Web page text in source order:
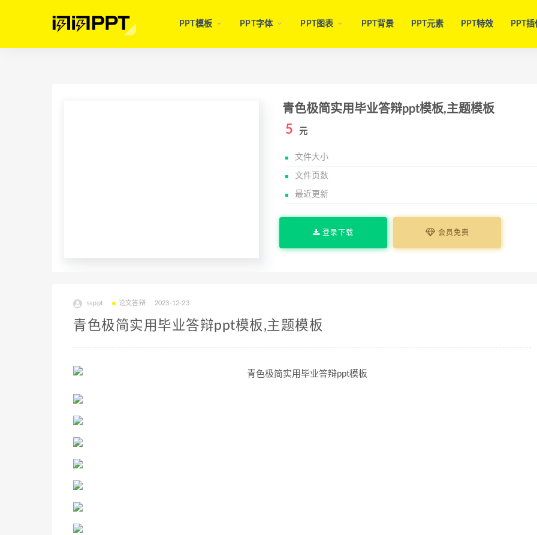
PPT模板 PPT字体 PPT图表 PPT背景 PPT元素 PPT特效 PPT插
青色极简实用毕业答辩ppt模板,主题模板
5 元
文件大小
文件页数
最近更新
登录下载 会员免费
ssppt 论文答辩 2023-12-23
青色极简实用毕业答辩ppt模板,主题模板